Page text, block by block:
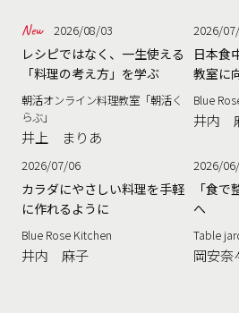
2026/08/03
レシピではなく、一生使える
「料理の考え方」を学ぶ
朝活オンライン料理教室「朝活く
らぶ」
井上 まりあ
2026/
日本食
教室に
Blue
井内
2026/07/06
カラダにやさしい料理を手軽
に作れるように
Blue Rose Kitchen
井内 麻子
2026/
「食
へ
Table
岡安奈